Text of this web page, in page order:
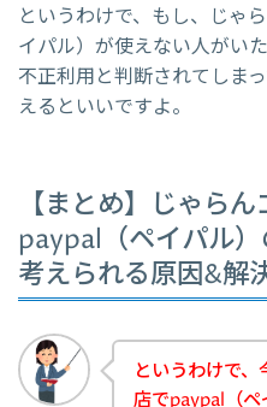
というわけで、もし、じゃ
イパル）が使えない人がい
不正利用と判断されてしま
えるといいですよ。
【まとめ】じゃら
paypal（ペイパル
考えられる原因&解
というわけで
店でpaypal（ペ